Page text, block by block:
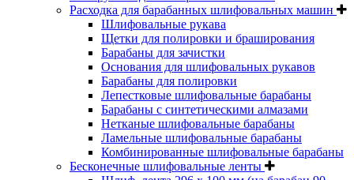
Расходка для барабанных шлифовальных машин
Шлифовальные рукава
Щетки для полировки и браширования
Барабаны для зачистки
Основания для шлифовальных рукавов
Барабаны для полировки
Лепестковые шлифовальные барабаны
Барабаны с синтетическими алмазами
Нетканые шлифовальные барабаны
Ламельные шлифовальные барабаны
Комбинированные шлифовальные барабаны
Бесконечные шлифовальные ленты